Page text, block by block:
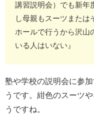
講習説明会）でも新年
し母親もスーツまたは
ホールで行うから沢山
いる人はいない』
塾や学校の説明会に参
うです。紺色のスーツ
うですね。